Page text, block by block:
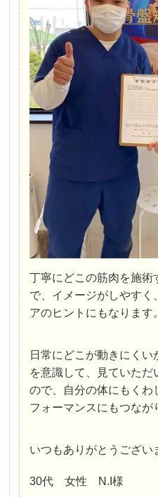
丁寧にどこの筋肉を施術
で、イメージがしやすく
アのヒントにもなります。
日常にどこが動きにく
を意識して、見ていただ
ので、自分の体にもくわ
フォーマンスにもつなが
いつもありがとうござい
30代 女性 N.I様